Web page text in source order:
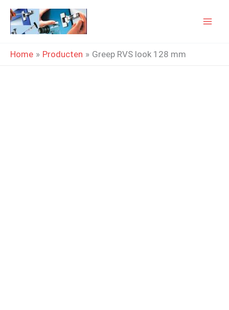
naar
inhoud
Home Producten Greep RVS look 128 mm